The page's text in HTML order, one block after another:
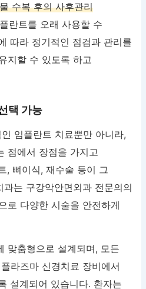
수복 후의 사후관리
란트를 오래 사용할 수
따라 정기적인 점검과 관리를
지할 수 있도록 하고
택 가능
임플란트 치료뿐만 아니라,
점에서 장점을 가지고
, 뼈이식, 재수술 등이 그
는 구강악안면외과 전문의의
로 다양한 시술을 안전하게
맞춤형으로 설계되며, 모든
라즈마 신경치료 장비에서
설계되어 있습니다. 환자는